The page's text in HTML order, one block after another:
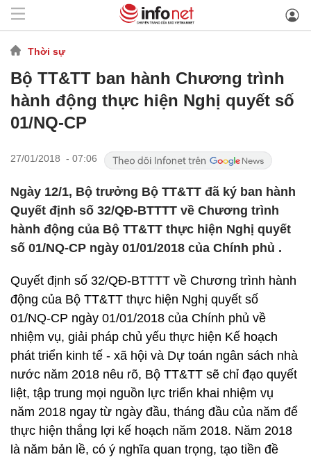
Thời sự
Bộ TT&TT ban hành Chương trình
hành động thực hiện Nghị quyết số
01/NQ-CP
27/01/2018 - 07:06
Ngày 12/1, Bộ trưởng Bộ TT&TT đã ký ban hành
Quyết định số 32/QĐ-BTTTT về Chương trình
hành động của Bộ TT&TT thực hiện Nghị quyết
số 01/NQ-CP ngày 01/01/2018 của Chính phủ .
Quyết định số 32/QĐ-BTTTT về Chương trình hành
động của Bộ TT&TT thực hiện Nghị quyết số
01/NQ-CP ngày 01/01/2018 của Chính phủ về
nhiệm vụ, giải pháp chủ yếu thực hiện Kế hoạch
phát triển kinh tế - xã hội và Dự toán ngân sách nhà
nước năm 2018 nêu rõ, Bộ TT&TT sẽ chỉ đạo quyết
liệt, tập trung mọi nguồn lực triển khai nhiệm vụ
năm 2018 ngay từ ngày đầu, tháng đầu của năm để
thực hiện thắng lợi kế hoạch năm 2018. Năm 2018
là năm bản lề, có ý nghĩa quan trọng, tạo tiền đề